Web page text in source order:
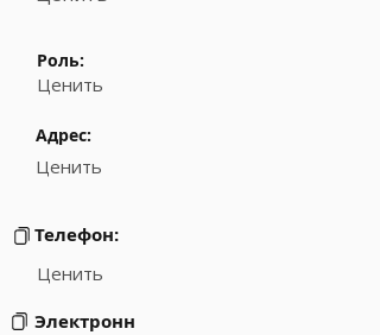
Роль:
Ценить
Адрес:
Ценить
Телефон:
Ценить
Электронн